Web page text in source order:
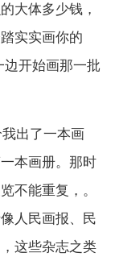
大体多少钱，
实实画你的
边开始画那一批
出了一本画
本画册。那时
不能重复，。
人民画报、民
这些杂志之类